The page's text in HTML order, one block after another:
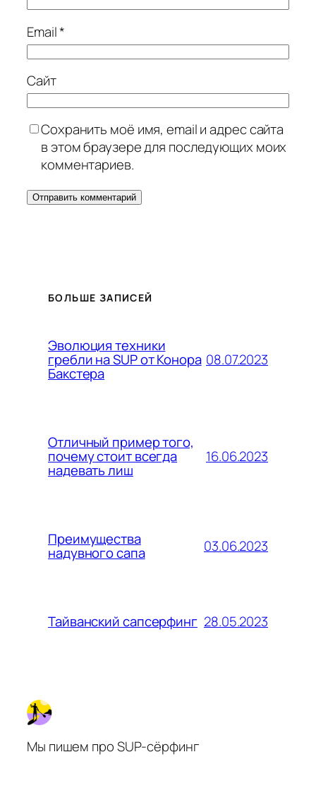
Email*
Сайт
Сохранить моё имя, email и адрес сайта
в этом браузере для последующих моих
комментариев.
БОЛЬШЕ ЗАПИСЕЙ
Эволюция техники
гребли на SUP от Конора
Бакстера
08.07.2023
Отличный пример того,
почему стоит всегда
надевать лиш
16.06.2023
Преимущества
надувного сапа 03.06.2023
Тайванский сапсерфинг 28.05.2023
Мы пишем про SUP-сёрфинг